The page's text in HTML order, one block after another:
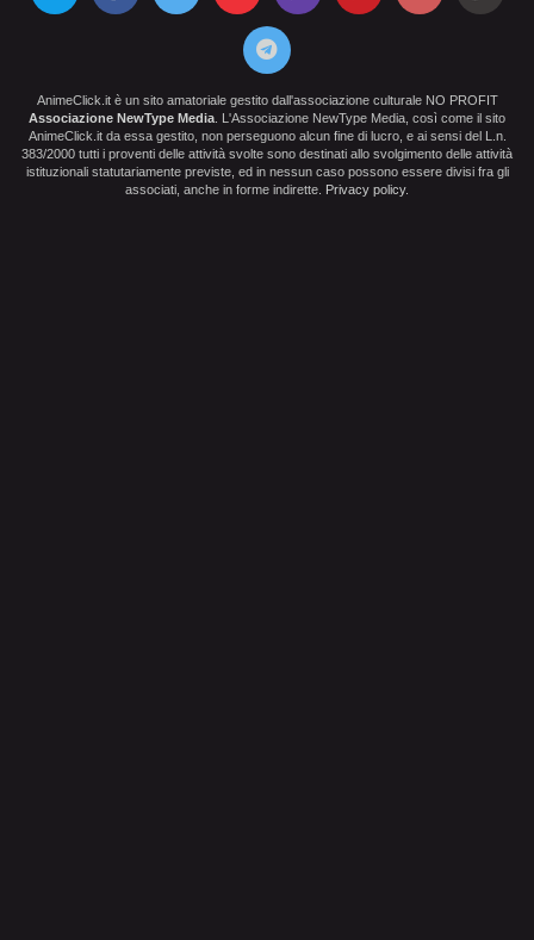
AnimeClick.it è un sito amatoriale gestito dall'associazione culturale NO PROFIT
Associazione NewType Media . L'Associazione NewType Media, così come il sito
AnimeClick.it da essa gestito, non perseguono alcun fine di lucro, e ai sensi del L.n.
383/2000 tutti i proventi delle attività svolte sono destinati allo svolgimento delle attività
istituzionali statutariamente previste, ed in nessun caso possono essere divisi fra gli
associati, anche in forme indirette. Privacy policy.